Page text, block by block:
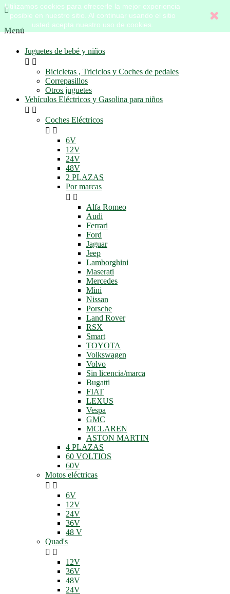
Utilizamos cookies para ofrecerle la mejor experiencia
posible en nuestro sitio. Al continuar usando el sitio
usted acepta nuestro uso de cookies.

Menú
Juguetes de bebé y niños
 
Bicicletas , Triciclos y Coches de pedales
Correpasillos
Otros juguetes
Vehículos Eléctricos y Gasolina para niños
 
Coches Eléctricos
 
6V
12V
24V
48V
2 PLAZAS
Por marcas
 
Alfa Romeo
Audi
Ferrari
Ford
Jaguar
Jeep
Lamborghini
Maserati
Mercedes
Mini
Nissan
Porsche
Land Rover
RSX
Smart
TOYOTA
Volkswagen
Volvo
Sin licencia/marca
Bugatti
FIAT
LEXUS
Vespa
GMC
MCLAREN
ASTON MARTIN
4 PLAZAS
60 VOLTIOS
60V
Motos eléctricas
 
6V
12V
24V
36V
48 V
Quad's
 
12V
36V
48V
24V